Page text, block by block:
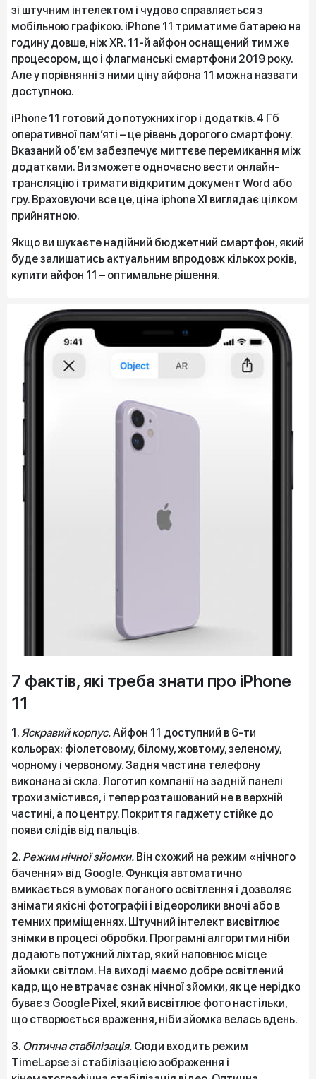
зі штучним інтелектом і чудово справляється з
мобільною графікою. iPhone 11 триматиме батарею на
годину довше, ніж XR. 11-й айфон оснащений тим же
процесором, що і флагманські смартфони 2019 року.
Але у порівнянні з ними ціну айфона 11 можна назвати
доступною.
iPhone 11 готовий до потужних ігор і додатків. 4 Гб
оперативної пам’яті – це рівень дорогого смартфону.
Вказаний об’єм забезпечує миттєве перемикання між
додатками. Ви зможете одночасно вести онлайн-
трансляцію і тримати відкритим документ Word або
гру. Враховуючи все це, ціна iphone XI виглядає цілком
прийнятною.
Якщо ви шукаєте надійний бюджетний смартфон, який
буде залишатись актуальним впродовж кількох років,
купити айфон 11 – оптимальне рішення.
7 фактів, які треба знати про iPhone
11
1.Яскравий корпус.Айфон 11 доступний в 6-ти
кольорах: фіолетовому, білому, жовтому, зеленому,
чорному і червоному. Задня частина телефону
виконана зі скла. Логотип компанії на задній панелі
трохи змістився, і тепер розташований не в верхній
частині, а по центру. Покриття гаджету стійке до
появи слідів від пальців.
2. Режим нічної зйомки. Він схожий на режим «нічного
бачення» від Google. Функція автоматично
вмикається в умовах поганого освітлення і дозволяє
знімати якісні фотографії і відеоролики вночі або в
темних приміщеннях. Штучний інтелект висвітлює
знімки в процесі обробки. Програмні алгоритми ніби
додають потужний ліхтар, який наповнює місце
зйомки світлом. На виході маємо добре освітлений
кадр, що не втрачає ознак нічної зйомки, як це нерідко
буває з Google Pixel, який висвітлює фото настільки,
що створюється враження, ніби зйомка велась вдень.
3. Оптична стабілізація. Сюди входить режим
TimeLapse зі стабілізацією зображення і